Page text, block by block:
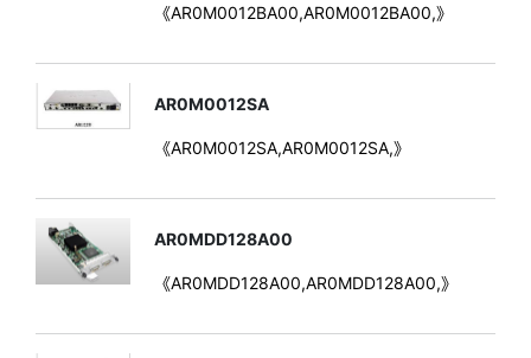
《AR0M0012BA00,AR0M0012BA00,》
AR0M0012SA
《AR0M0012SA,AR0M0012SA,》
AR0MDD128A00
《AR0MDD128A00,AR0MDD128A00,》